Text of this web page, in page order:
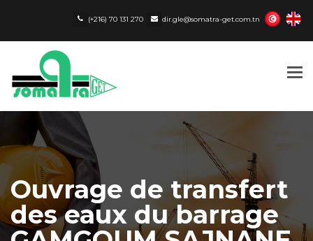
dir.gle@somatra-get.com.tn
(+216) 70 131 270
Ouvrage de transfert
des eaux du barrage